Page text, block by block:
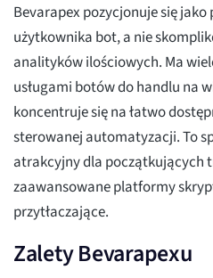
Bevarapex pozycjonuje się
użytkownika bot, a nie
analityków ilościowych. Ma
usługami botów do handlu na
koncentruje się na łatwo
sterowanej automatyzacji. To
atrakcyjny dla początkujących
zaawansowane platformy
przytłaczające.
Zalety Bevarapexu